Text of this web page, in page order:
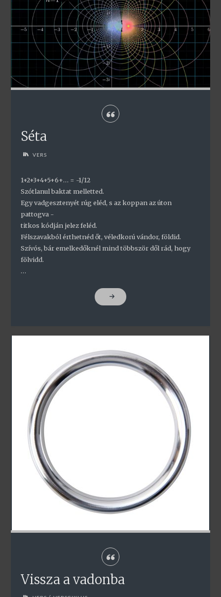
Séta
VERS
1+2+3+4+5+6+… = -1/12
Szótlanul baktat melletted.
Egy vadgesztenyét rúg eléd, s az koppan az úton
pattogva -
titkos kódján jelez feléd.
Félszavakból érthetnéd őt, véledkorú vándor, földid.
Szívós, bár emelkedőknél mind többször dől rád, hogy
fölvidd.
…
"SÉTA"
Vissza a vadonba